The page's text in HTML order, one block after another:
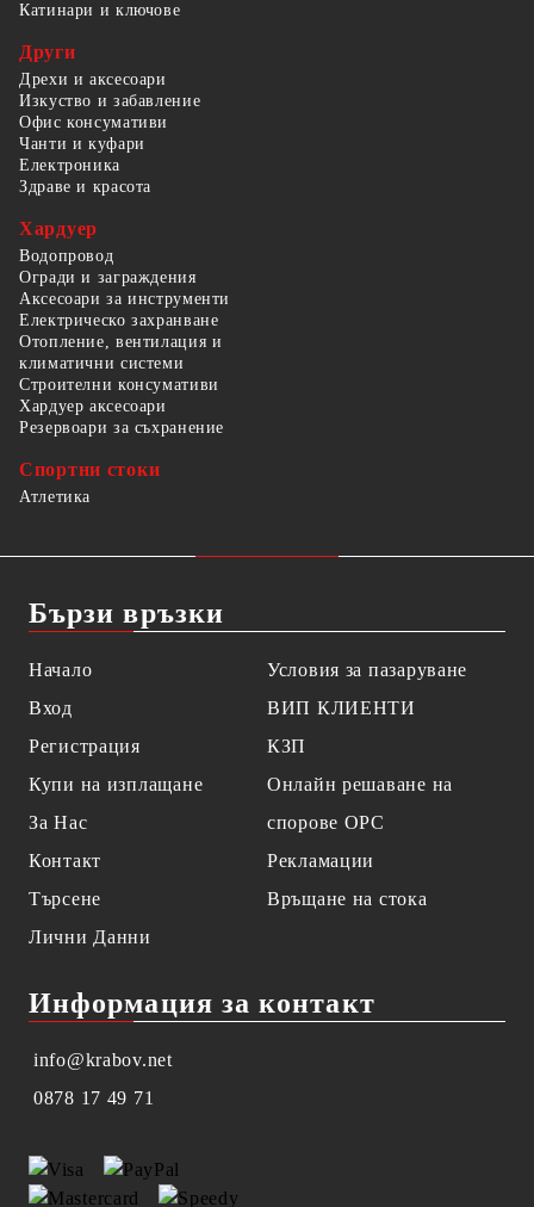
Катинари и ключове
Други
Дрехи и аксесоари
Изкуство и забавление
Офис консумативи
Чанти и куфари
Електроника
Здраве и красота
Хардуер
Водопровод
Огради и заграждения
Аксесоари за инструменти
Електрическо захранване
Отопление, вентилация и
климатични системи
Строителни консумативи
Хардуер аксесоари
Резервоари за съхранение
Спортни стоки
Атлетика
Бързи връзки
Начало
Вход
Регистрация
Купи на изплащане
За Нас
Контакт
Търсене
Лични Данни
Условия за пазаруване
ВИП КЛИЕНТИ
КЗП
Онлайн решаване на
спорове OPC
Рекламации
Връщане на стока
Информация за контакт
info@krabov.net
0878 17 49 71